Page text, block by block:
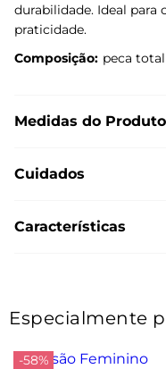
durabilidade. Ideal
praticidade.
Composição: peca
Medidas do Produto
Cuidados
Características
Especialmente
-58%